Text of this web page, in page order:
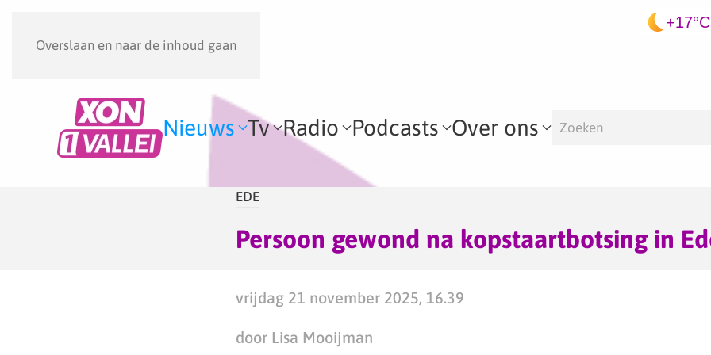
Overslaan en naar de inhoud gaan
+17°C
Nieuws Tv Radio Podcasts Over ons
EDE
Persoon gewond na kopstaartbotsing in
vrijdag 21 november 2025, 16.39
door Lisa Mooijman